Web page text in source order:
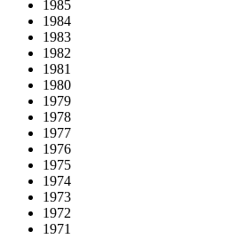
1985
1984
1983
1982
1981
1980
1979
1978
1977
1976
1975
1974
1973
1972
1971